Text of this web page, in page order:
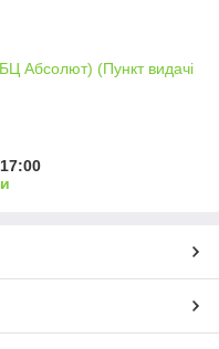
Абсолют) (Пункт видачі